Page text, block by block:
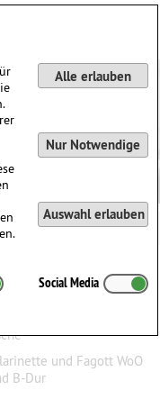
C-dur und B-dur
und Fagott WoO
B-Dur
Alle erlauben
Nur Notwendige
Auswahl erlauben
Social Media